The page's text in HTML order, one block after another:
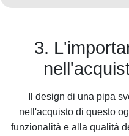
3.
Il design di una pipa
nell'acquisto di questo
funzionalità e alla qualità